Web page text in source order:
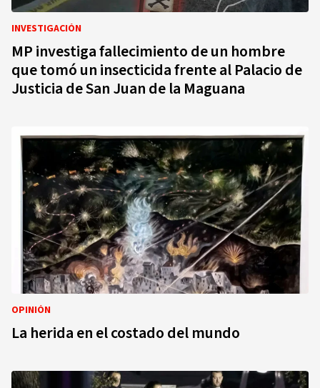
INVESTIGACIÓN
MP investiga fallecimiento de un hombre
que tomó un insecticida frente al Palacio de
Justicia de San Juan de la Maguana
OPINIÓN
La herida en el costado del mundo